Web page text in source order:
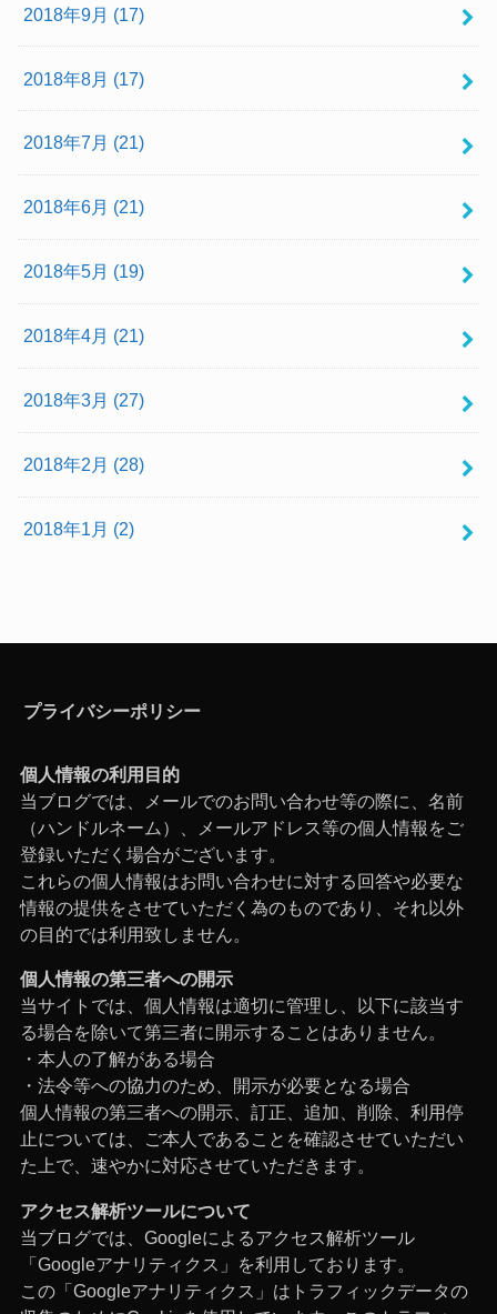
2018年9月 (17)
2018年8月 (17)
2018年7月 (21)
2018年6月 (21)
2018年5月 (19)
2018年4月 (21)
2018年3月 (27)
2018年2月 (28)
2018年1月 (2)
プライバシーポリシー
個人情報の利用目的
当ブログでは、メールでのお問い合わせ等の際に、名前
（ハンドルネーム）、メールアドレス等の個人情報をご
登録いただく場合がございます。
これらの個人情報はお問い合わせに対する回答や必要な
情報の提供をさせていただく為のものであり、それ以外
の目的では利用致しません。
個人情報の第三者への開示
当サイトでは、個人情報は適切に管理し、以下に該当す
る場合を除いて第三者に開示することはありません。
・本人の了解がある場合
・法令等への協力のため、開示が必要となる場合
個人情報の第三者への開示、訂正、追加、削除、利用停
止については、ご本人であることを確認させていただい
た上で、速やかに対応させていただきます。
アクセス解析ツールについて
当ブログでは、Googleによるアクセス解析ツール
「Googleアナリティクス」を利用しております。
この「Googleアナリティクス」はトラフィックデータの